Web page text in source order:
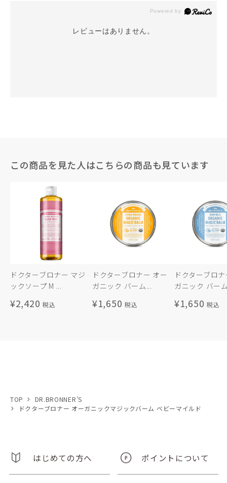
TOP
DR.BRONNER’S
ドクターブロナー オーガニックマジックバーム ベビーマイルド
レビューはありません。
この商品を見た人はこちらの商品も見ています
ドクターブロナー マジ
ックソープ M ...
¥2,420
ドクターブロナー オー
ガニック バーム...
¥1,650
ドクターブロ
ガニック バー
¥1,650
はじめての方へ ポイントについて